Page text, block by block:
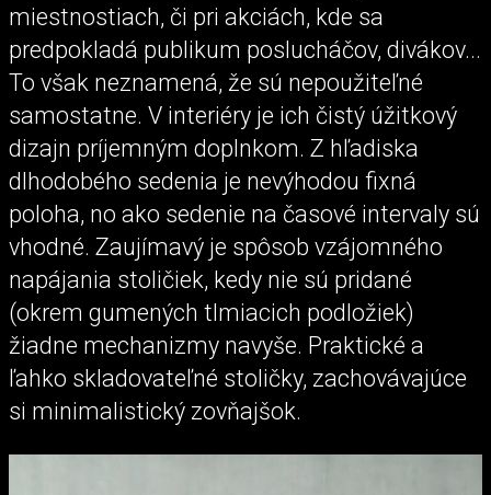
miestnostiach, či pri akciách, kde sa
predpokladá publikum poslucháčov, divákov...
To však neznamená, že sú nepoužiteľné
samostatne. V interiéry je ich čistý úžitkový
dizajn príjemným doplnkom. Z hľadiska
dlhodobého sedenia je nevýhodou fixná
poloha, no ako sedenie na časové intervaly sú
vhodné. Zaujímavý je spôsob vzájomného
napájania stoličiek, kedy nie sú pridané
(okrem gumených tlmiacich podložiek)
žiadne mechanizmy navyše. Praktické a
ľahko skladovateľné stoličky, zachovávajúce
si minimalistický zovňajšok.